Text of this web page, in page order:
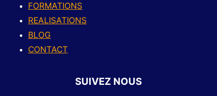
FORMATIONS
REALISATIONS
BLOG
CONTACT
SUIVEZ NOUS